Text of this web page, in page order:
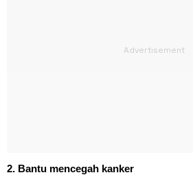
2. Bantu mencegah kanker